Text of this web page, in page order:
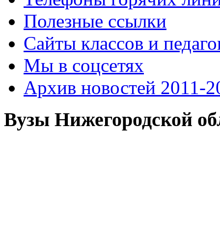
Полезные ссылки
Сайты классов и
Мы в соцсетях
Архив новостей 2011-
Вузы Нижегородской